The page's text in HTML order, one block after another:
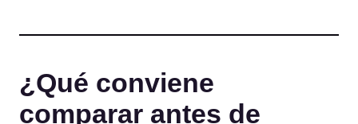
¿Qué conviene
comparar antes de